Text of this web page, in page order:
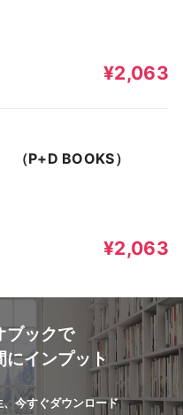
¥2,063
（P+D BOOKS）
¥2,063
ブックで
にインプット
今すぐダウンロード